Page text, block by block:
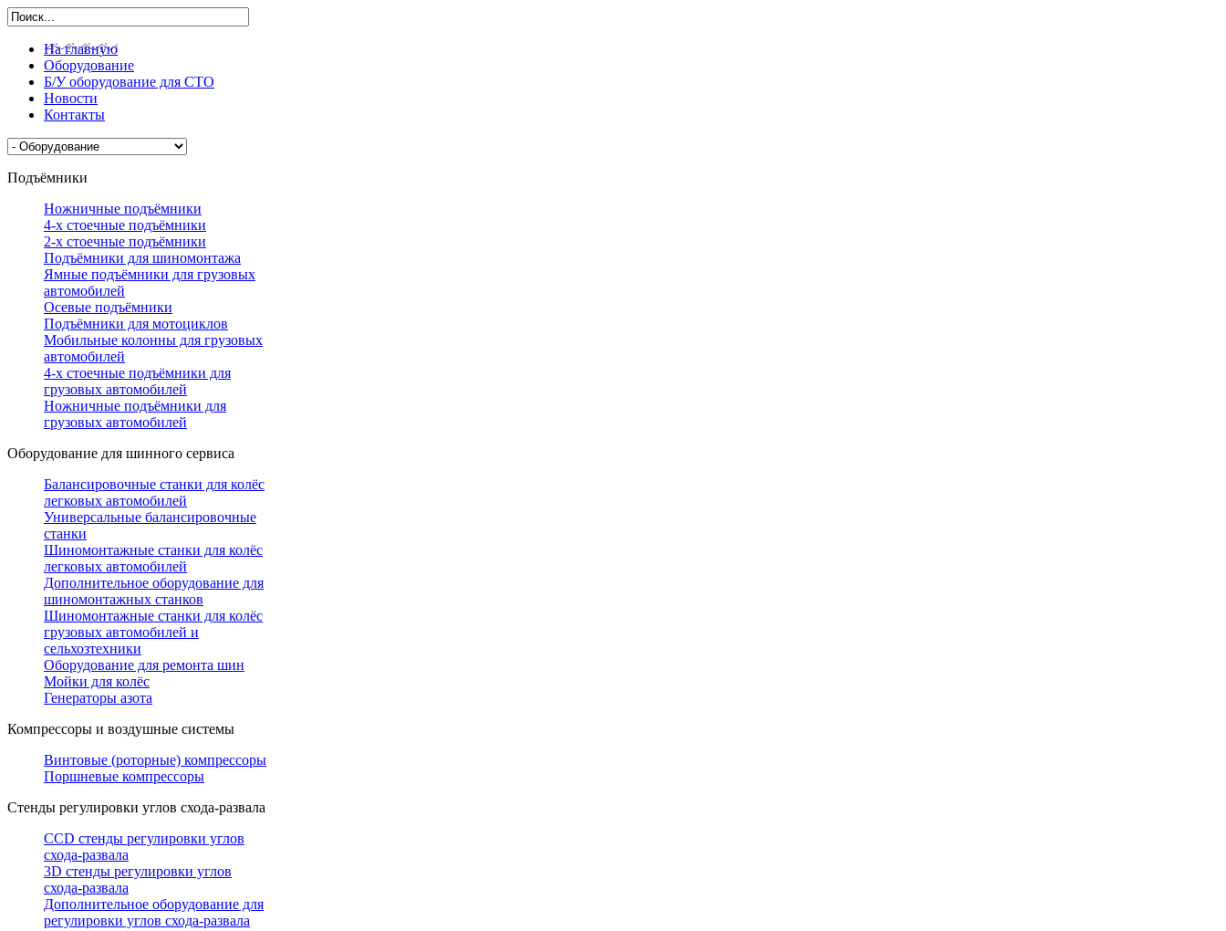
На главную
Оборудование
Б/У оборудование для СТО
Новости
Контакты
Подъёмники
Ножничные подъёмники
4-х стоечные подъёмники
2-х стоечные подъёмники
Подъёмники для шиномонтажа
Ямные подъёмники для грузовых
автомобилей
Осевые подъёмники
Подъёмники для мотоциклов
Мобильные колонны для грузовых
автомобилей
4-х стоечные подъёмники для
грузовых автомобилей
Ножничные подъёмники для
грузовых автомобилей
Оборудование для шинного сервиса
Балансировочные станки для колёс
легковых автомобилей
Универсальные балансировочные
станки
Шиномонтажные станки для колёс
легковых автомобилей
Дополнительное оборудование для
шиномонтажных станков
Шиномонтажные станки для колёс
грузовых автомобилей и
сельхозтехники
Оборудование для ремонта шин
Мойки для колёс
Генераторы азота
Компрессоры и воздушные системы
Винтовые (роторные) компрессоры
Поршневые компрессоры
Стенды регулировки углов схода-развала
CCD стенды регулировки углов
схода-развала
3D стенды регулировки углов
схода-развала
Дополнительное оборудование для
регулировки углов схода-развала